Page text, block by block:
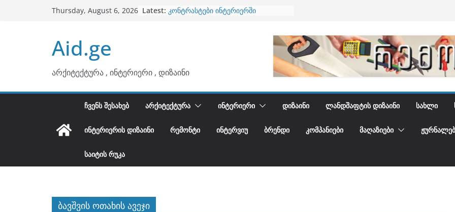
Thursday, August 6, 2026 Latest: კონტრასტები ინტერიერში
Aid.ge
არქიტექტურა , ინტერიერი , დიზაინი
ᲩᲕᲔᲜᲡ ᲨᲔᲡᲐᲮᲔᲑ ᲐᲠᲥᲘᲢᲔᲥᲢᲣᲠᲐ ᲘᲜᲢᲔᲠᲘᲔᲠᲘ ᲓᲘᲖᲐᲘᲜᲘ ᲚᲐᲜᲓᲨᲐᲤᲢᲘᲡ ᲓᲘᲖᲐᲘᲜᲘ ᲡᲐᲮᲚᲘ
ᲘᲜᲢᲔᲠᲘᲔᲠᲘᲡ ᲓᲘᲖᲐᲘᲜᲘ ᲠᲔᲛᲝᲜᲢᲘ ᲘᲜᲢᲔᲠᲕᲘᲣ ᲑᲠᲔᲜᲓᲘ ᲙᲝᲛᲞᲐᲜᲘᲔᲑᲘ ᲛᲐᲦᲐᲖᲘᲔᲑᲘ
ᲡᲐᲘᲢᲘᲡ ᲠᲣᲙᲐ
ბავშვის ოთახის ავეჯი